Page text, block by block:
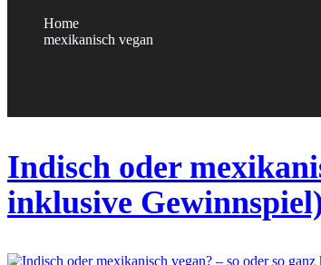
Home
mexikanisch vegan
Indisch oder
inklusive